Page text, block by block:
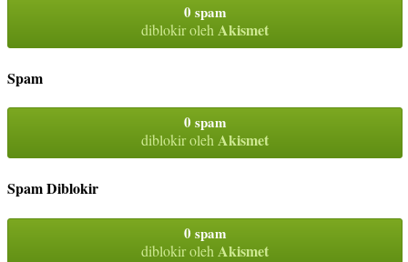
0 spam
diblokir oleh Akismet
Spam
0 spam
diblokir olehAkismet
Spam Diblokir
0 spam
diblokir oleh Akismet